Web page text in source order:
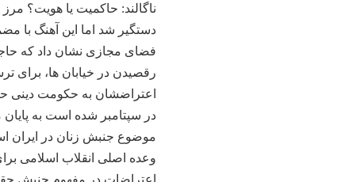
ناگالند: حاکمیت یا هویت؟
دستگیر شد اما این آهنگ با
فضای مجازی نشان داد که
رقصیدن در خیابان ها، برای
اعتراضشان به حکومت دینی
موضوع جنبش زنان در ایران
وعده اصلی انقلاب اسلامی
اعتراضات در مفهوم جنبش